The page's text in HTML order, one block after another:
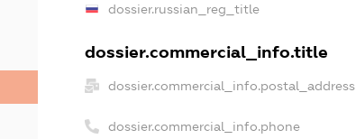
dossier.russian_reg_title
dossier.commercial_info.title
dossier.commercial_info.postal_address
dossier.commercial_info.phone